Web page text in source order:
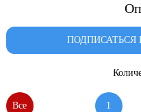
ПОДПИСАТЬСЯ
Все 1